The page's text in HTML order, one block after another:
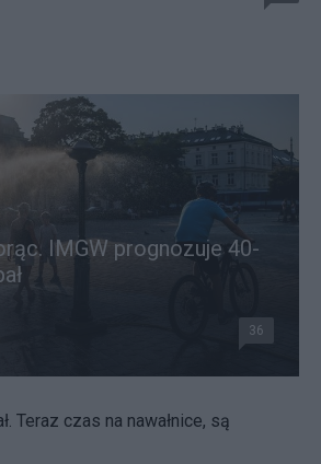
IMGW prognozuje 40-
36
Teraz czas na nawałnice, są